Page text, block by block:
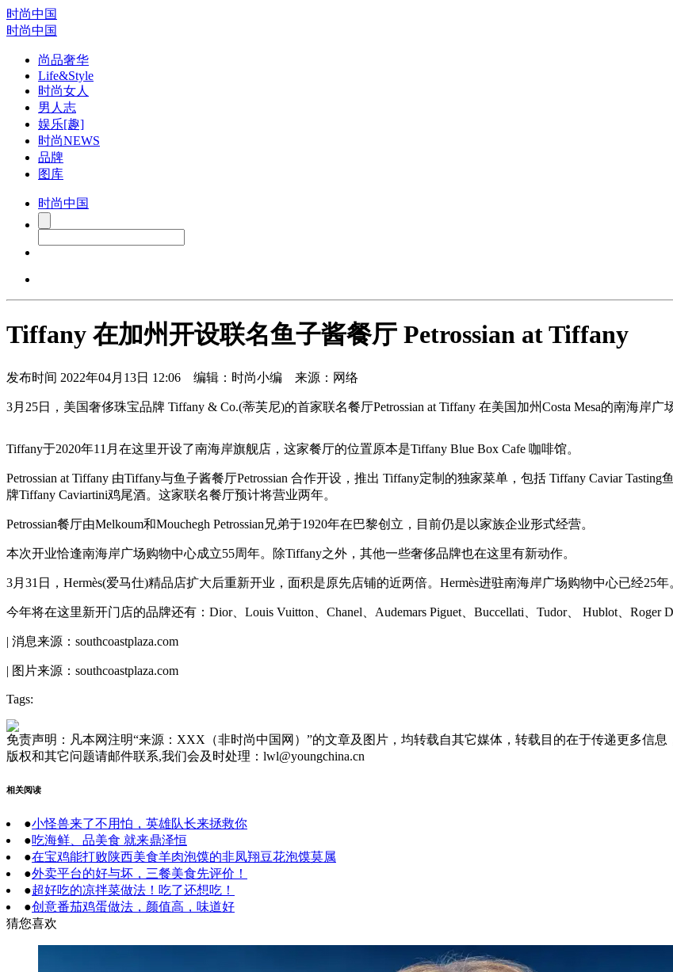
时尚中国
时尚中国
尚品奢华
Life&Style
时尚女人
男人志
娱乐[趣]
时尚NEWS
品牌
图库
时尚中国
Tiffany 在加州开设联名鱼子酱餐厅 Petrossian at Tiffany
发布时间 2022年04月13日 12:06 编辑：时尚小编 来源：网络
3月25日，美国奢侈珠宝品牌 Tiffany & Co.(蒂芙尼)的首家联名餐厅Petrossian at Tiffany 在美国加州Costa Mesa的南海岸广
Tiffany于2020年11月在这里开设了南海岸旗舰店，这家餐厅的位置原本是Tiffany Blue Box Cafe 咖啡馆。
Petrossian at Tiffany 由Tiffany与鱼子酱餐厅Petrossian 合作开设，推出 Tiffany定制的独家菜单，包括 Tiffany Caviar Tasting
牌Tiffany Caviartini鸡尾酒。这家联名餐厅预计将营业两年。
Petrossian餐厅由Melkoum和Mouchegh Petrossian兄弟于1920年在巴黎创立，目前仍是以家族企业形式经营。
本次开业恰逢南海岸广场购物中心成立55周年。除Tiffany之外，其他一些奢侈品牌也在这里有新动作。
3月31日，Hermès(爱马仕)精品店扩大后重新开业，面积是原先店铺的近两倍。Hermès进驻南海岸广场购物中心已经25年
今年将在这里新开门店的品牌还有：Dior、Louis Vuitton、Chanel、Audemars Piguet、Buccellati、Tudor、 Hublot、Roger
| 消息来源：southcoastplaza.com
| 图片来源：southcoastplaza.com
Tags:
免责声明：凡本网注明“来源：XXX（非时尚中国网）”的文章及图片，均转载自其它媒体，转载目的在于传递更多信
版权和其它问题请邮件联系,我们会及时处理：lwl@youngchina.cn
相关阅读
●小怪兽来了不用怕，英雄队长来拯救你
●吃海鲜、品美食 就来鼎泽恒
●在宝鸡能打败陕西美食羊肉泡馍的非凤翔豆花泡馍莫属
●外卖平台的好与坏，三餐美食先评价！
●超好吃的凉拌菜做法！吃了还想吃！
●创意番茄鸡蛋做法，颜值高，味道好
猜您喜欢